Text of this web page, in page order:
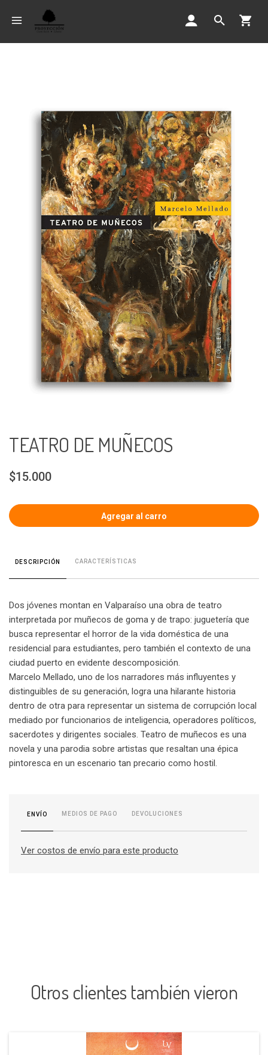
TEATRO DE MUÑECOS
$15.000
DESCRIPCIÓN CARACTERÍSTICAS
Dos jóvenes montan en Valparaíso una obra de teatro
interpretada por muñecos de goma y de trapo: juguetería que
busca representar el horror de la vida doméstica de una
residencial para estudiantes, pero también el contexto de una
ciudad puerto en evidente descomposición.
Marcelo Mellado, uno de los narradores más influyentes y
distinguibles de su generación, logra una hilarante historia
dentro de otra para representar un sistema de corrupción local
mediado por funcionarios de inteligencia, operadores políticos,
sacerdotes y dirigentes sociales. Teatro de muñecos es una
novela y una parodia sobre artistas que resaltan una épica
pintoresca en un escenario tan precario como hostil.
ENVÍO MEDIOS DE PAGO DEVOLUCIONES
Ver costos de envío para este producto
Otros clientes también vieron